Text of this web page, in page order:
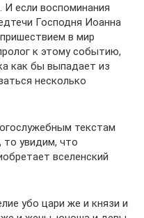
И если воспоминания
Господня Иоанна
в мир
к этому событию,
как бы выпадает из
несколько
текстам
то увидим, что
вселенский
убо цари же и князи и